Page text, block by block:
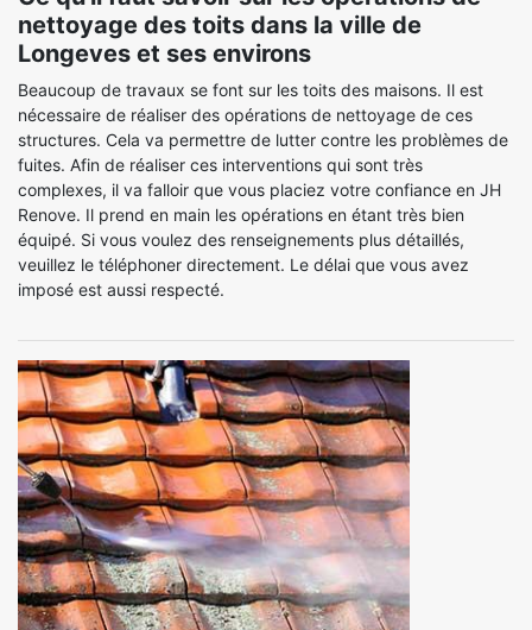
nettoyage des toits dans la ville de
Longeves et ses environs
Beaucoup de travaux se font sur les toits des maisons. Il est
nécessaire de réaliser des opérations de nettoyage de ces
structures. Cela va permettre de lutter contre les problèmes de
fuites. Afin de réaliser ces interventions qui sont très
complexes, il va falloir que vous placiez votre confiance en JH
Renove. Il prend en main les opérations en étant très bien
équipé. Si vous voulez des renseignements plus détaillés,
veuillez le téléphoner directement. Le délai que vous avez
imposé est aussi respecté.